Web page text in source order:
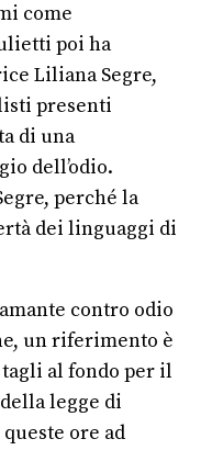
come
poi ha
Liliana Segre,
presenti
di una
dell’odio.
perché la
dei linguaggi di
contro odio
un riferimento è
al fondo per il
legge di
ore ad